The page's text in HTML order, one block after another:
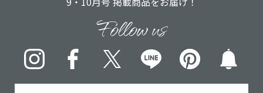
Follow us
InstagramFacebookX LINE pinterest